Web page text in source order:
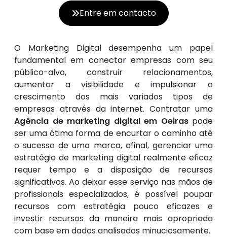
O Marketing Digital desempenha um papel
fundamental em conectar empresas com seu
público-alvo, construir relacionamentos,
aumentar a visibilidade e impulsionar o
crescimento dos mais variados tipos de
empresas através da internet. Contratar uma
Agência de marketing digital em Oeiraspode
ser uma ótima forma de encurtar o caminho até
o sucesso de uma marca, afinal, gerenciar uma
estratégia de marketing digital realmente eficaz
requer tempo e a disposição de recursos
significativos. Ao deixar esse serviço nas mãos de
profissionais especializados, é possível poupar
recursos com estratégia pouco eficazes e
investir recursos da maneira mais apropriada
com base em dados analisados minuciosamente.
Entre em contacto